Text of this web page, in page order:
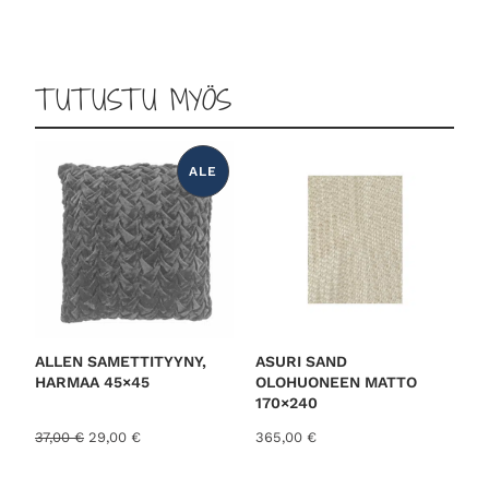
TUTUSTU MYÖS
ALE
T
O
T
E
A
L
E
N
N
U
K
S
S
ALLEN SAMETTITYYNY,
HARMAA 45×45
37,00€ A
29,00 €N
ASURI SAND
OLOHUONEEN MATTO
170×240
365,00 €